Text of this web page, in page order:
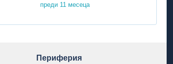
преди 11 месеца
Периферия